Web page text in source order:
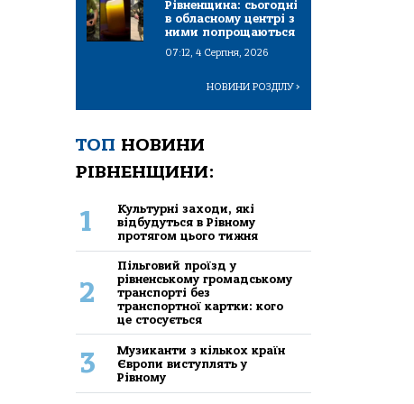
Рівненщина: сьогодні
в обласному центрі з
ними попрощаються
07:12, 4 Серпня, 2026
НОВИНИ РОЗДІЛУ>
ТОП НОВИНИ
РІВНЕНЩИНИ:
1
Культурні заходи, які
відбудуться в Рівному
протягом цього тижня
2
Пільговий проїзд у
рівненському громадському
транспорті без
транспортної картки: кого
це стосується
3
Музиканти з кількох країн
Європи виступлять у
Рівному